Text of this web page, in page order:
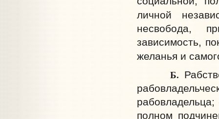
личной
несвобода,
зависимость,
желанья и
Б.
рабовладельца;
полном